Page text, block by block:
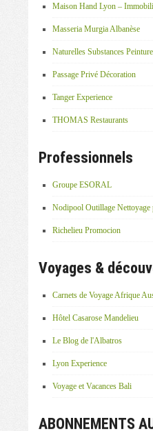
Maison Hand Lyon –
Masseria Murgia Albanèse
Naturelles Substances
Passage Privé Décoration
Tanger Experience
THOMAS Restaurants
Professionnels
Groupe ESORAL
Nodipool Outillage Nettoyage
Richelieu Promocion
Voyages &
Carnets de Voyage Afrique
Hôtel Casarose Mandelieu
Le Blog de l'Albatros
Lyon Experience
Voyage et Vacances Bali
ABONNEMENTS